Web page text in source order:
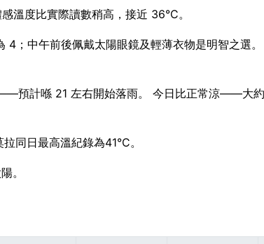
溫度比實際讀數稍高，接近 36°C。
；中午前後佩戴太陽眼鏡及輕薄衣物是明智之選
預計喺 21 左右開始落雨。 今日比正常涼——大
同日最高溫紀錄為41°C。
。